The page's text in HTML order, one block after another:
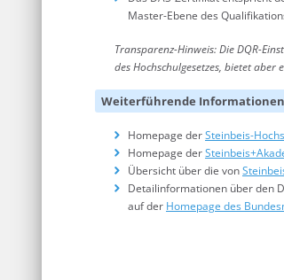
Master-Ebene des
Transparenz-Hinweis: Die DQR-
des Hochschulgesetzes, bietet
Weiterführende Informationen
Homepage derSteinbeis-
Homepage der
Übersicht über die von
Detailinformationen über den
auf der Homepage des